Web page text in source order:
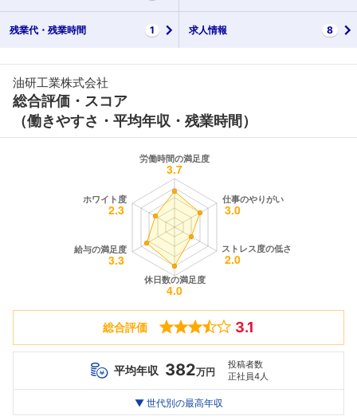
残業代・ 残業時間 1 求人情報 8
油研工業株式会社
総合評価・スコア
（働きやすさ・平均年収・残業時間）
総合評価 3.1
平均年収 382万円
投稿者数
正社員4人
最高年収
20代
294万
30代
320万
624万
▼ 世代別の最高年収